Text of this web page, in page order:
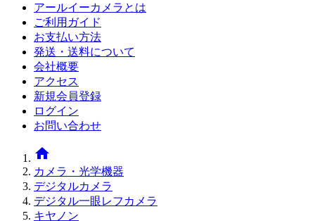
アールイーカメラとは
ご利用ガイド
お支払い方法
発送・送料について
会社概要
アクセス
新規会員登録
ログイン
お問い合わせ
home
カメラ・光学機器
デジタルカメラ
デジタル一眼レフカメラ
キヤノン